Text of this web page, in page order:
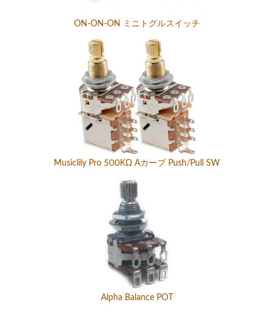
ON-ON-ON ミニトグルスイッチ
Musiclily Pro 500KΩ Aカーブ Push/Pull SW
Alpha Balance POT